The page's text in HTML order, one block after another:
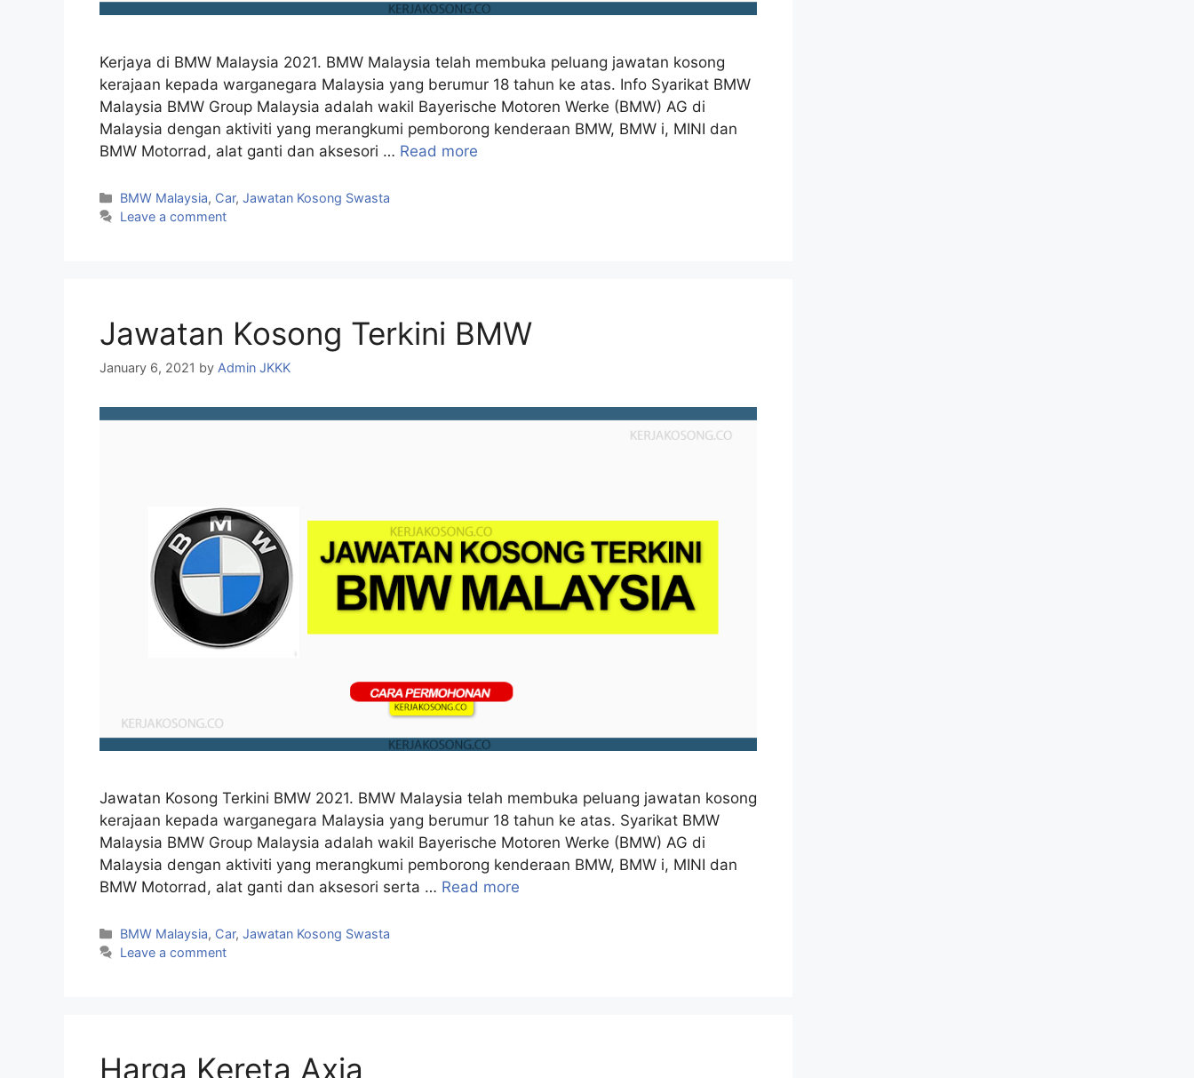
Kerjaya di BMW Malaysia 2021. BMW Malaysia telah membuka peluang jawatan kosong
kerajaan kepada warganegara Malaysia yang berumur 18 tahun ke atas. Info Syarikat BMW
Malaysia BMW Group Malaysia adalah wakil Bayerische Motoren Werke (BMW) AG di
Malaysia dengan aktiviti yang merangkumi pemborong kenderaan BMW, BMW i, MINI dan
BMW Motorrad, alat ganti dan aksesori … Read more
Categories
BMW Malaysia, Car,Jawatan Kosong Swasta
Leave a comment
Jawatan Kosong Terkini BMW
January 6, 2021 by Admin JKKK
Jawatan Kosong Terkini BMW 2021. BMW Malaysia telah membuka peluang jawatan kosong
kerajaan kepada warganegara Malaysia yang berumur 18 tahun ke atas. Syarikat BMW
Malaysia BMW Group Malaysia adalah wakil Bayerische Motoren Werke (BMW) AG di
Malaysia dengan aktiviti yang merangkumi pemborong kenderaan BMW, BMW i, MINI dan
BMW Motorrad, alat ganti dan aksesori serta … Read more
Categories
BMW Malaysia, Car,Jawatan Kosong Swasta
Leave a comment
Harga Kereta Axia